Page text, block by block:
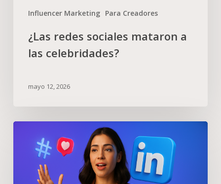
Influencer Marketing Para Creadores
¿Las redes sociales mataron a
las celebridades?
mayo 12, 2026